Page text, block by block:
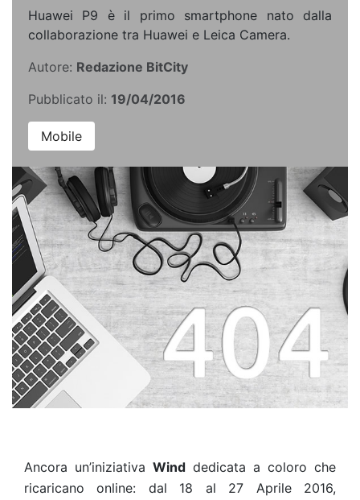
Huawei P9 è il primo smartphone nato dalla
collaborazione tra Huawei e Leica Camera.
Autore: Redazione BitCity
Pubblicato il: 19/04/2016
Mobile
Ancora un’iniziativa Wind dedicata a coloro che
ricaricano online: dal 18 al 27 Aprile 2016,